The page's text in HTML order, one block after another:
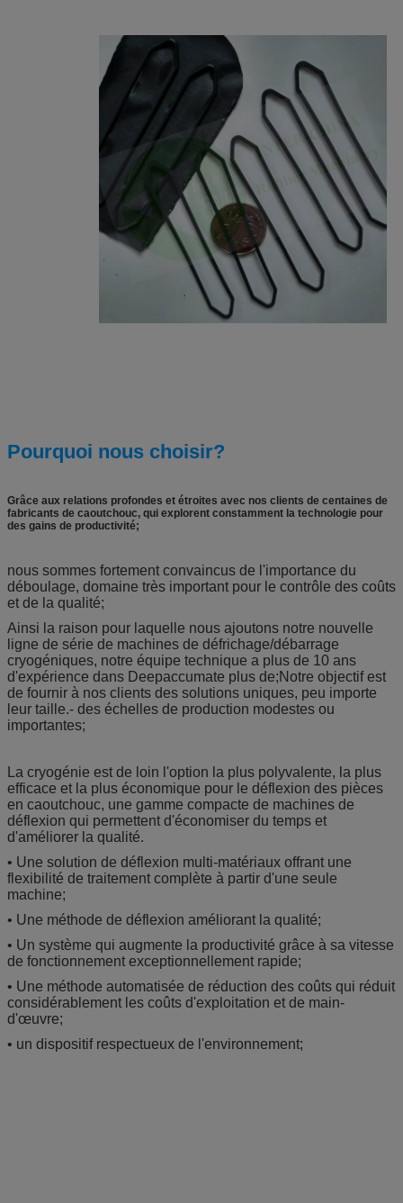
Pourquoi nous choisir?
Grâce aux relations profondes et étroites avec nos clients de centaines de
fabricants de caoutchouc, qui explorent constamment la technologie pour
des gains de productivité;
nous sommes fortement convaincus de l'importance du
déboulage, domaine très important pour le contrôle des coûts
et de la qualité;
Ainsi la raison pour laquelle nous ajoutons notre nouvelle
ligne de série de machines de défrichage/débarrage
cryogéniques, notre équipe technique a plus de 10 ans
d'expérience dans Deepaccumate plus de;Notre objectif est
de fournir à nos clients des solutions uniques, peu importe
leur taille.- des échelles de production modestes ou
importantes;
La cryogénie est de loin l'option la plus polyvalente, la plus
efficace et la plus économique pour le déflexion des pièces
en caoutchouc, une gamme compacte de machines de
déflexion qui permettent d'économiser du temps et
d'améliorer la qualité.
• Une solution de déflexion multi-matériaux offrant une
flexibilité de traitement complète à partir d'une seule
machine;
• Une méthode de déflexion améliorant la qualité;
• Un système qui augmente la productivité grâce à sa vitesse
de fonctionnement exceptionnellement rapide;
• Une méthode automatisée de réduction des coûts qui réduit
considérablement les coûts d'exploitation et de main-
d'œuvre;
• un dispositif respectueux de l'environnement;